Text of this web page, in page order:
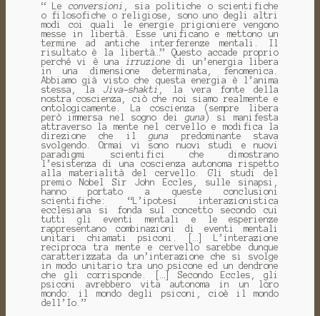
“ Leconversioni
, sia politiche o scientifiche
o filosofiche o religiose, sono uno degli altri
modi coi quali le energie prigioniere vengono
messe in libertà. Esse unificano e mettono un
termine ad antiche interferenze mentali. Il
risultato è la libertà…” Questo accade proprio
perché vi è una irruzionedi un’energia libera
in una dimensione determinata, fenomenica.
Abbiamo già visto che questa energia è l’anima
stessa, laJiva-shakti
, la vera fonte della
nostra coscienza, ciò che noi siamo realmente e
ontologicamente. La coscienza (sempre libera
però immersa nel sogno deiguna ) si manifesta
attraverso la mente nel cervello e modifica la
direzione che ilguna predominante stava
svolgendo. Ormai vi sono nuovi studi e nuovi
paradigmi scientifici che dimostrano
l’esistenza di una coscienza autonoma rispetto
alla materialità del cervello. Gli studi del
premio Nobel Sir John Eccles, sulle sinapsi,
hanno portato a queste conclusioni
scientifiche: “L’ipotesi interazionistica
ecclesiana si fonda sul concetto secondo cui
tutti gli eventi mentali e le esperienze
rappresentano combinazioni di eventi mentali
unitari chiamati psiconi. […] L’interazione
reciproca tra mente e cervello sarebbe dunque
caratterizzata da un’interazione che si svolge
in modo unitario tra uno psicone ed un dendrone
che gli corrisponde. […] Secondo Eccles, gli
psiconi avrebbero vita autonoma in un loro
mondo: il mondo degli psiconi, cioè il mondo
dell’Io.”